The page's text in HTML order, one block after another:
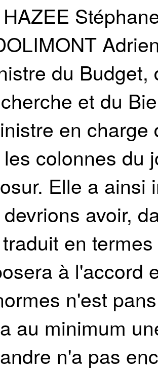
du
et du
en
colonnes du
Elle a ainsi
avoir,
en
à l'accord
n'est
au minimum
n'a pas